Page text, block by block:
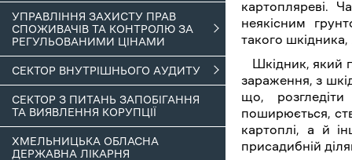
УПРАВЛІННЯ ЗАХИСТУ ПРАВ
СПОЖИВАЧІВ ТА КОНТРОЛЮ ЗА
РЕГУЛЬОВАНИМИ ЦІНАМИ
СЕКТОР ВНУТРІШНЬОГО АУДИТУ
СЕКТОР З ПИТАНЬ ЗАПОБІГАННЯ
ТА ВИЯВЛЕННЯ КОРУПЦІЇ
ХМЕЛЬНИЦЬКА ОБЛАСНА
ДЕРЖАВНА ЛІКАРНЯ
картопляреві.
неякісним
такого
Шкідник, який
зараження, з
що,
поширюється,
картоплі, а й
присадибній